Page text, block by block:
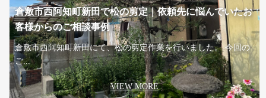
倉敷市西阿知町新田で松の剪定｜依頼先に悩んでいたお
客様からのご相談事例
倉敷市西阿知町新田にて、松の剪定作業を行いました。 今回の
ご...
VIEW MORE